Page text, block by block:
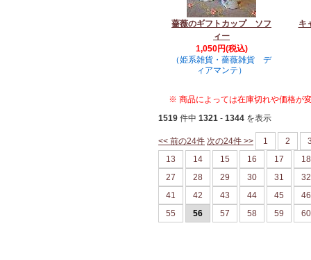
薔薇のギフトカップ ソフ
ィー
1,050円(税込)
（姫系雑貨・薔薇雑貨 デ
ィアマンテ）
キ
※ 商品によっては在庫切れや価格が
1519 件中 1321 - 1344 を表示
<< 前の24件 次の24件 >> 1 2
13
14 15 16 17
18
27
28 29 30 31
32
41
42 43 44 45
46
55
56 57 58 59 60